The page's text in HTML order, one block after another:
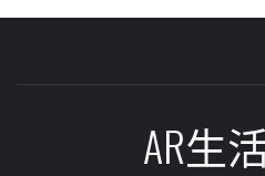
AR生